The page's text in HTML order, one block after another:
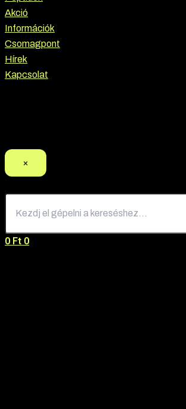
Akció
Információk
Csomagpont
Hírek
Kapcsolat
×
0 Ft 0